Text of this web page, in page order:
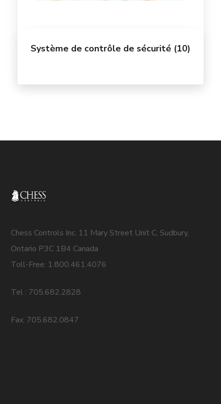
Système de contrôle de sécurité (10)
Chess Controls Inc. 11 Mary Street Unit C, Sudbury,
Ontario P3C 1B4 Canada
Toll-Free: 1.800.461.4076
Tel : 705.682.2828
Fax: 705.682.0847